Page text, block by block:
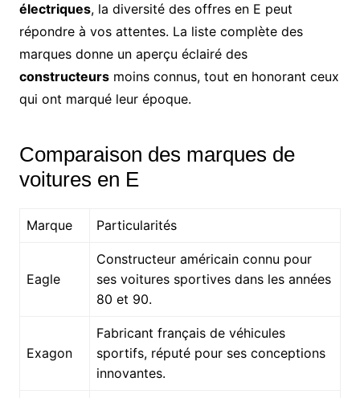
électriques, la diversité des offres en E peut
répondre à vos attentes. La liste complète des
marques donne un aperçu éclairé des
constructeursmoins connus, tout en honorant ceux
qui ont marqué leur époque.
Comparaison des marques de
voitures en E
Marque Particularités
Eagle
Constructeur américain connu pour
ses voitures sportives dans les années
80 et 90.
Exagon
Fabricant français de véhicules
sportifs, réputé pour ses conceptions
innovantes.